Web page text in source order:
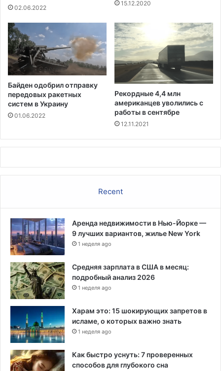
т
в
к
у
к
л
е
с
н
ы
м
о
о
з
д
к
у
в
е
с
у
02.06.2022
15.12.2020
Байден одобрил отправку
передовых ракетных
систем в Украину
01.06.2022
Рекордные 4,4 млн
американцев уволились с
работы в сентябре
12.11.2021
Recent
Аренда недвижимости в Нью-Йорке —
9 лучших вариантов, жилье New York
1 неделя ago
Средняя зарплата в США в месяц:
подробный анализ 2026
1 неделя ago
Харам это: 15 шокирующих запретов в
исламе, о которых важно знать
1 неделя ago
Как быстро уснуть: 7 проверенных
способов для глубокого сна